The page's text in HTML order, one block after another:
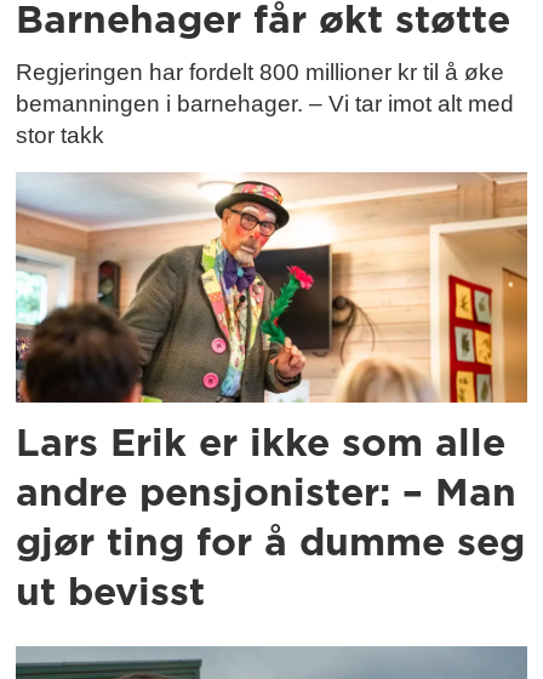
Barnehager får økt støtte
Regjeringen har fordelt 800 millioner kr til å øke
bemanningen i barnehager. – Vi tar imot alt med
stor takk
Lars Erik er ikke som alle
andre pensjonister: – Man
gjør ting for å dumme seg
ut bevisst